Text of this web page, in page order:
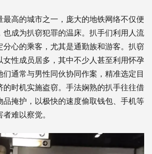
高的城市之一，庞大的地铁网络不仅便
也成为扒窃犯罪的温床。扒手们利用人流
分心的乘客，尤其是通勤族和游客。扒窃
女性成员居多，其中不少人甚至利用怀孕
通常与男性同伙协同作案，精准选定目
的时机实施盗窃。手法娴熟的扒手往往借
品掩护，以极快的速度偷取钱包、手机等
难以察觉。